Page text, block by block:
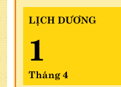
LỊCH DƯƠNG
1
Tháng 4